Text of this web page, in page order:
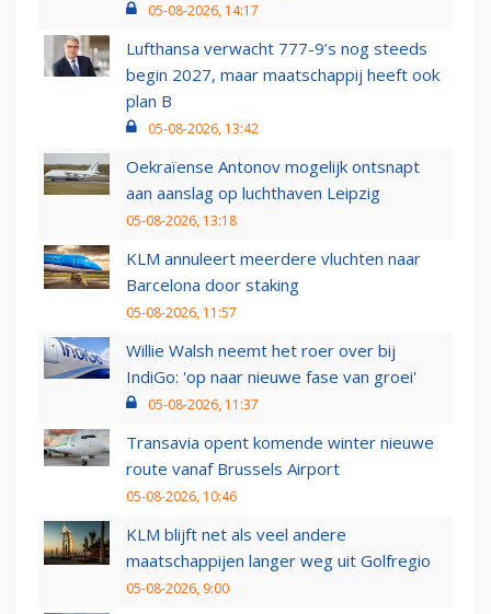
05-08-2026, 14:17
Lufthansa verwacht 777-9’s nog steeds
begin 2027, maar maatschappij heeft ook
plan B
05-08-2026, 13:42
Oekraïense Antonov mogelijk ontsnapt
aan aanslag op luchthaven Leipzig
05-08-2026, 13:18
KLM annuleert meerdere vluchten naar
Barcelona door staking
05-08-2026, 11:57
Willie Walsh neemt het roer over bij
IndiGo: 'op naar nieuwe fase van groei'
05-08-2026, 11:37
Transavia opent komende winter nieuwe
route vanaf Brussels Airport
05-08-2026, 10:46
KLM blijft net als veel andere
maatschappijen langer weg uit Golfregio
05-08-2026, 9:00